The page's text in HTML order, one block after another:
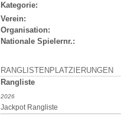
Kategorie:
Verein:
Organisation:
Nationale Spielernr.:
RANGLISTENPLATZIERUNGEN
Rangliste
2026
Jackpot Rangliste